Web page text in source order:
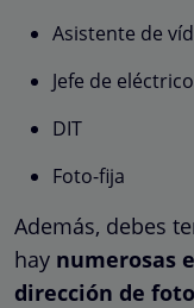
Asistente de
Jefe de
DIT
Foto-fija
Además, debes
hay numerosas
dirección de